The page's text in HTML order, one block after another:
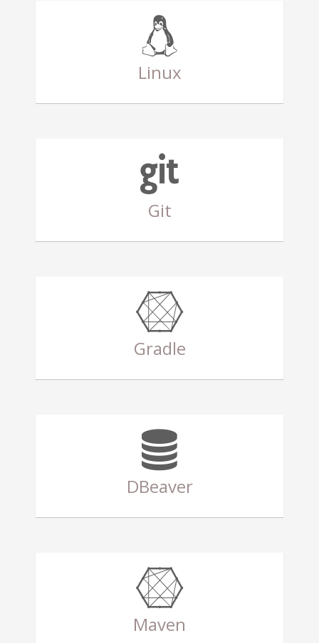
Linux
Git
Gradle
DBeaver
Maven